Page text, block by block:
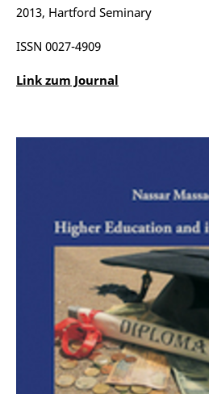
2013, Hartford Seminary
ISSN 0027-4909
Link zum Journal